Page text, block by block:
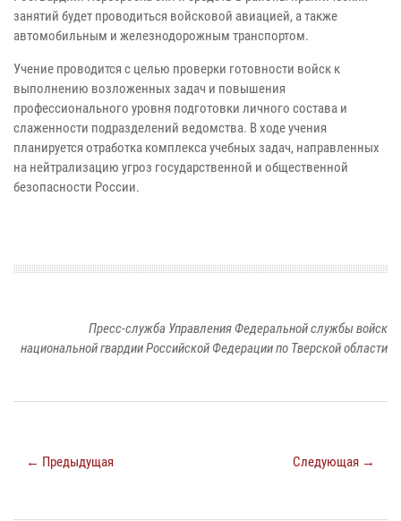
занятий будет проводиться войсковой авиацией, а также
автомобильным и железнодорожным транспортом.
Учение проводится с целью проверки готовности войск к
выполнению возложенных задач и повышения
профессионального уровня подготовки личного состава и
слаженности подразделений ведомства. В ходе учения
планируется отработка комплекса учебных задач, направленных
на нейтрализацию угроз государственной и общественной
безопасности России.
Пресс-служба Управления Федеральной службы войск
национальной гвардии Российской Федерации по Тверской области
← Предыдущая Следующая →